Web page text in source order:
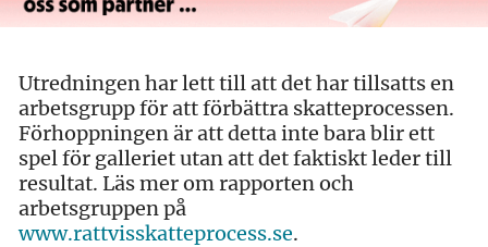
Utredningen har lett till att det har tillsatts en
arbetsgrupp för att förbättra skatteprocessen.
Förhoppningen är att detta inte bara blir ett
spel för galleriet utan att det faktiskt leder till
resultat. Läs mer om rapporten och
arbetsgruppen på
www.rattvisskatteprocess.se.